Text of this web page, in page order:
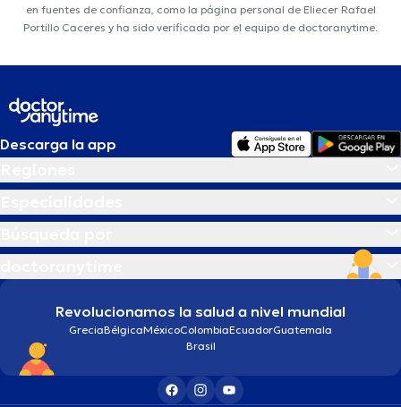
en fuentes de confianza, como la página personal de Eliecer Rafael
Portillo Caceres y ha sido verificada por el equipo de doctoranytime.
Descarga la app
Revolucionamos la salud a nivel mundial
GreciaBélgicaMéxicoColombiaEcuadorGuatemala
Brasil